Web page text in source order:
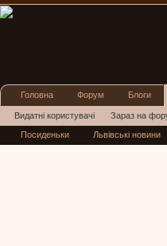
Головна Форум Блоги
Видатні користувачі Зараз на
Нові повідомлення профілю
Посиденьки Львівські новини